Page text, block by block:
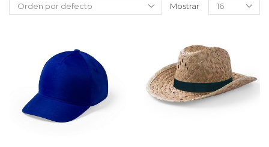
Mostrar